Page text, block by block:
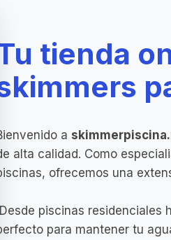
tienda
a
alta calidad. Como
ofrecemos una
Desde piscinas residenciales
para mantener tu